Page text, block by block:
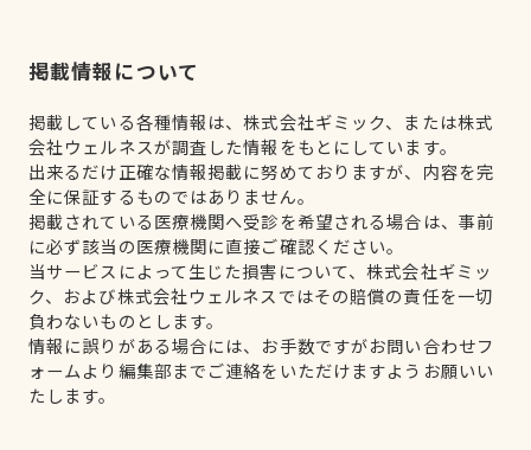
掲載情報について
掲載している各種情報は、株式会社ギミック、または株式
会社ウェルネスが調査した情報をもとにしています。
出来るだけ正確な情報掲載に努めておりますが、内容を完
全に保証するものではありません。
掲載されている医療機関へ受診を希望される場合は、事前
に必ず該当の医療機関に直接ご確認ください。
当サービスによって生じた損害について、株式会社ギミッ
ク、および株式会社ウェルネスではその賠償の責任を一切
負わないものとします。
情報に誤りがある場合には、お手数ですがお問い合わせフ
ォームより編集部までご連絡をいただけますようお願いい
たします。